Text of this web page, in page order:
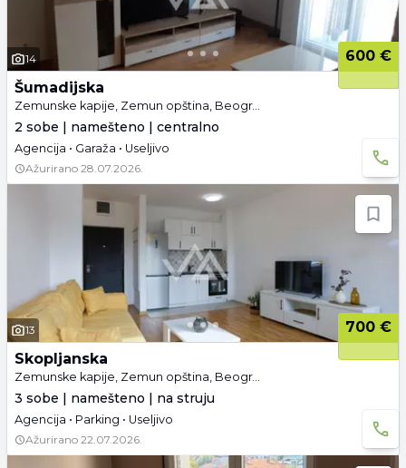
14
600 €
Šumadijska
Zemunske kapije, Zemun opština, Beograd
2 sobe | namešteno | centralno
Agencija • Garaža • Useljivo
Ažurirano 28.07.2026.
13
700 €
Skopljanska
Zemunske kapije, Zemun opština, Beograd
3 sobe | namešteno | na struju
Agencija • Parking • Useljivo
Ažurirano 22.07.2026.